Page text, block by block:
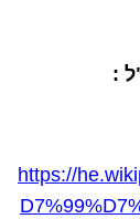
:
https://